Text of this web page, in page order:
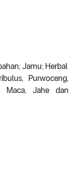
Jamu; Herbal
Purwoceng,
Maca, Jahe dan